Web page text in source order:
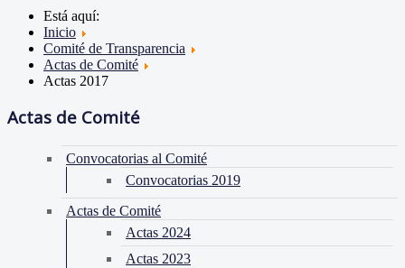
Está aquí:
Inicio
Comité de Transparencia
Actas de Comité
Actas 2017
Actas de Comité
Convocatorias al Comité
Convocatorias 2019
Actas de Comité
Actas 2024
Actas 2023